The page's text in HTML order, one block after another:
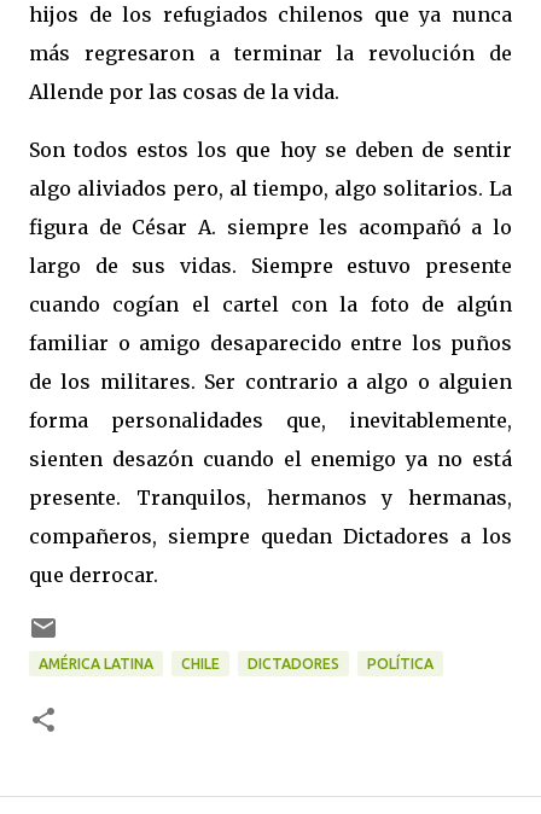
hijos de los refugiados chilenos que ya nunca
más regresaron a terminar la revolución de
Allende por las cosas de la vida.
Son todos estos los que hoy se deben de sentir
algo aliviados pero, al tiempo, algo solitarios. La
figura de César A. siempre les acompañó a lo
largo de sus vidas. Siempre estuvo presente
cuando cogían el cartel con la foto de algún
familiar o amigo desaparecido entre los puños
de los militares. Ser contrario a algo o alguien
forma personalidades que, inevitablemente,
sienten desazón cuando el enemigo ya no está
presente. Tranquilos, hermanos y hermanas,
compañeros, siempre quedan Dictadores a los
que derrocar.
AMÉRICA LATINA CHILE DICTADORES POLÍTICA